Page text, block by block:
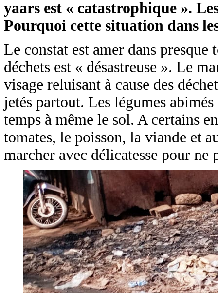
yaars est « catastrophique ».
Pourquoi cette situation dans
Le constat est amer dans
déchets est « désastreuse ». Le
visage reluisant à cause des
jetés partout. Les légumes
temps à même le sol. A certains
tomates, le poisson, la viande et
marcher avec délicatesse pour ne